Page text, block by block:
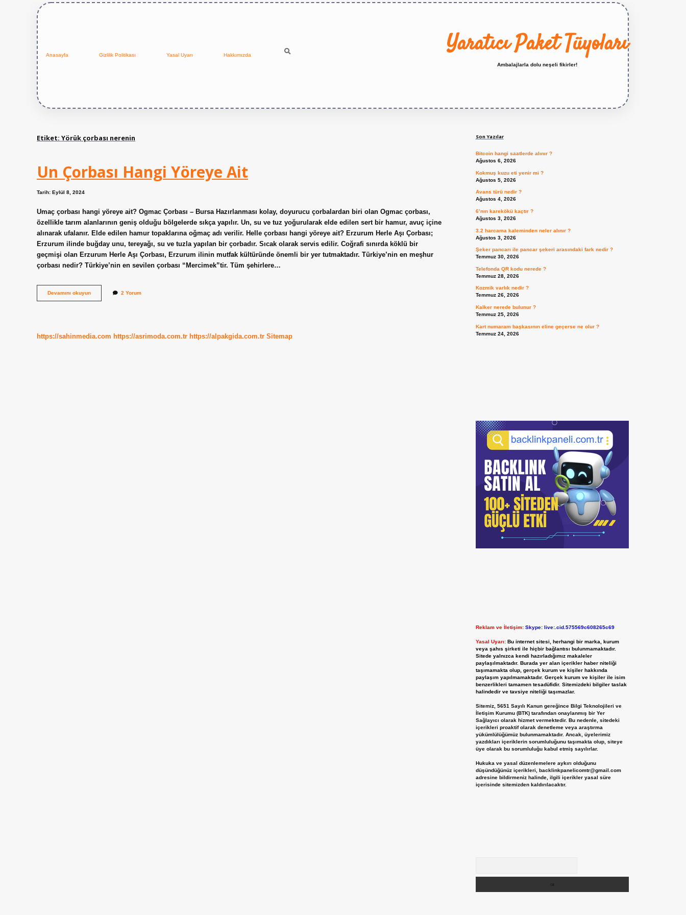
Anasayfa Gizlilik Politikası Yasal Uyarı Hakkımızda Yaratıcı Paket Tüyoları
Ambalajlarla dolu neşeli fikirler!
Etiket: Yörük çorbası nerenin
Un Çorbası Hangi Yöreye Ait
Tarih: Eylül 8, 2024
Umaç çorbası hangi yöreye ait? Ogmac Çorbası – Bursa Hazırlanması kolay, doyurucu çorbalardan biri olan Ogmac çorbası,
özellikle tarım alanlarının geniş olduğu bölgelerde sıkça yapılır. Un, su ve tuz yoğurularak elde edilen sert bir hamur, avuç içine
alınarak ufalanır. Elde edilen hamur topaklarına oğmaç adı verilir. Helle çorbası hangi yöreye ait? Erzurum Herle Aşı Çorbası;
Erzurum ilinde buğday unu, tereyağı, su ve tuzla yapılan bir çorbadır. Sıcak olarak servis edilir. Coğrafi sınırda köklü bir
geçmişi olan Erzurum Herle Aşı Çorbası, Erzurum ilinin mutfak kültüründe önemli bir yer tutmaktadır. Türkiye’nin en meşhur
çorbası nedir? Türkiye’nin en sevilen çorbası “Mercimek”tir. Tüm şehirlere…
Devamını okuyunUn
Çorbası
2 Yorum
https://sahinmedia.com https://asrimoda.com.tr https://alpakgida.com.tr Sitemap
Son Yazılar
Bitcoin hangi saatlerde alınır ?
Ağustos 6, 2026
Kokmuş kuzu eti yenir mi ?
Ağustos 5, 2026
Avans türü nedir ?
Ağustos 4, 2026
6’nın karekökü kaçtır ?
Ağustos 3, 2026
3.2 harcama kaleminden neler alınır ?
Ağustos 3, 2026
Şeker pancarı ile pancar şekeri arasındaki fark nedir ?
Temmuz 30, 2026
Telefonda QR kodu nerede ?
Temmuz 28, 2026
Kozmik varlık nedir ?
Temmuz 26, 2026
Kalker nerede bulunur ?
Temmuz 25, 2026
Kart numaram başkasının eline geçerse ne olur ?
Temmuz 24, 2026
Reklam ve İletişim: Skype: live:.cid.575569c608265c69
Yasal Uyarı: Bu internet sitesi, herhangi bir marka, kurum
veya şahıs şirketi ile hiçbir bağlantısı bulunmamaktadır.
Sitede yalnızca kendi hazırladığımız makaleler
paylaşılmaktadır. Burada yer alan içerikler haber niteliği
taşımamakta olup, gerçek kurum ve kişiler hakkında
paylaşım yapılmamaktadır. Gerçek kurum ve kişiler ile isim
benzerlikleri tamamen tesadüfidir. Sitemizdeki bilgiler taslak
halindedir ve tavsiye niteliği taşımazlar.
Sitemiz, 5651 Sayılı Kanun gereğince Bilgi Teknolojileri ve
İletişim Kurumu (BTK) tarafından onaylanmış bir Yer
Sağlayıcı olarak hizmet vermektedir. Bu nedenle, sitedeki
içerikleri proaktif olarak denetleme veya araştırma
yükümlülüğümüz bulunmamaktadır. Ancak, üyelerimiz
yazdıkları içeriklerin sorumluluğunu taşımakta olup, siteye
üye olarak bu sorumluluğu kabul etmiş sayılırlar.
Hukuka ve yasal düzenlemelere aykırı olduğunu
düşündüğünüz içerikleri, backlinkpanelicomtr@gmail.com
adresine bildirmeniz halinde, ilgili içerikler yasal süre
içerisinde sitemizden kaldırılacaktır.